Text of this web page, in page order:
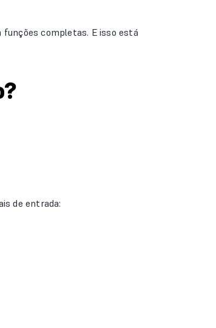
completas. E isso está
de entrada: